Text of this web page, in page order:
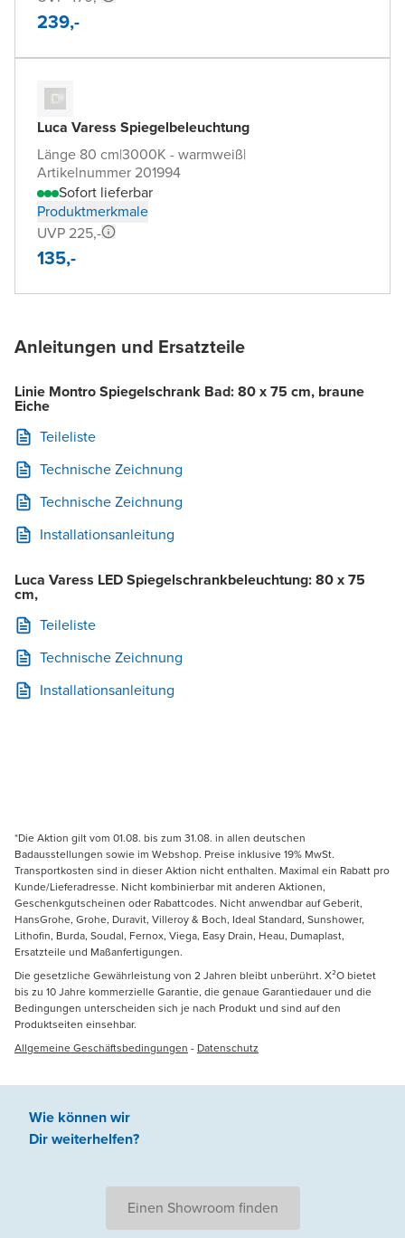
239,-
Luca Varess Spiegelbeleuchtung
Länge 80 cm|3000K - warmweiß|
Artikelnummer 201994
Sofort lieferbar
Produktmerkmale
UVP 225,-
135,-
Anleitungen und Ersatzteile
Linie Montro Spiegelschrank Bad: 80 x 75 cm, braune
Eiche
Teileliste
Technische Zeichnung
Technische Zeichnung
Installationsanleitung
Luca Varess LED Spiegelschrankbeleuchtung: 80 x 75
cm,
Teileliste
Technische Zeichnung
Installationsanleitung
*Die Aktion gilt vom 01.08. bis zum 31.08. in allen deutschen
Badausstellungen sowie im Webshop. Preise inklusive 19% MwSt.
Transportkosten sind in dieser Aktion nicht enthalten. Maximal ein Rabatt pro
Kunde/Lieferadresse. Nicht kombinierbar mit anderen Aktionen,
Geschenkgutscheinen oder Rabattcodes. Nicht anwendbar auf Geberit,
HansGrohe, Grohe, Duravit, Villeroy & Boch, Ideal Standard, Sunshower,
Lithofin, Burda, Soudal, Fernox, Viega, Easy Drain, Heau, Dumaplast,
Ersatzteile und Maßanfertigungen.
Die gesetzliche Gewährleistung von 2 Jahren bleibt unberührt. X²O bietet
bis zu 10 Jahre kommerzielle Garantie, die genaue Garantiedauer und die
Bedingungen unterscheiden sich je nach Produkt und sind auf den
Produktseiten einsehbar.
Allgemeine Geschäftsbedingungen - Datenschutz
Wie können wir
Dir weiterhelfen?
Einen Showroom finden